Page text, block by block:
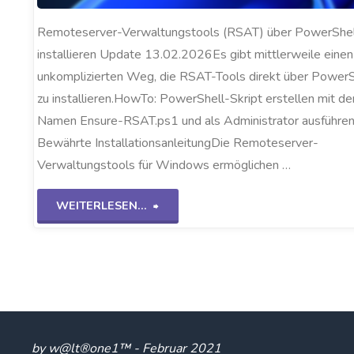
Remoteserver-Verwaltungstools (RSAT) über
installieren Update 13.02.2026Es gibt mittlerweile einen
unkomplizierten Weg, die RSAT-Tools direkt über
zu installieren.HowTo: PowerShell-Skript erstellen mit
Namen Ensure-RSAT.ps1 und als Administrator
Bewährte InstallationsanleitungDie Remoteserver-
Verwaltungstools für Windows ermöglichen …
WEITERLESEN...
"RSAT
installieren"
by w@lt®one1™ - Februar 2021